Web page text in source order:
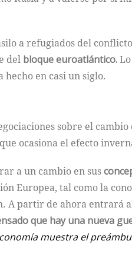
a refugiados del
del bloque euroatlántico.
en casi un siglo.
sobre el
ocasiona el efecto
a un cambio en sus
Europea, tal como la
A partir de ahora
que hay una nueva
muestra el